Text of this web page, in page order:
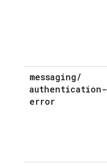
messaging/
authentication-
error